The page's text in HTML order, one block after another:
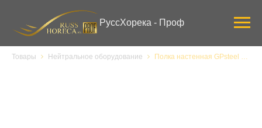
РуссХорека - Проф
Товары Нейтральное оборудование